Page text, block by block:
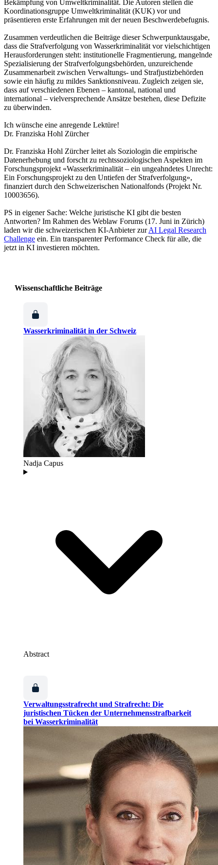
Bekämpfung von Umweltkriminalität. Die Autoren stellen die
Koordinationsgruppe Umweltkriminalität (KUK) vor und
präsentieren erste Erfahrungen mit der neuen Beschwerdebefugnis.
Zusammen verdeutlichen die Beiträge dieser Schwerpunktausgabe,
dass die Strafverfolgung von Wasserkriminalität vor vielschichtigen
Herausforderungen steht: institutionelle Fragmentierung, mangelnde
Spezialisierung der Strafverfolgungsbehörden, unzureichende
Zusammenarbeit zwischen Verwaltungs- und Strafjustizbehörden
sowie ein häufig zu mildes Sanktionsniveau. Zugleich zeigen sie,
dass auf verschiedenen Ebenen – kantonal, national und
international – vielversprechende Ansätze bestehen, diese Defizite
zu überwinden.
Ich wünsche eine anregende Lektüre!
Dr. Franziska Hohl Zürcher
Dr. Franziska Hohl Zürcher leitet als Soziologin die empirische
Datenerhebung und forscht zu rechtssoziologischen Aspekten im
Forschungsprojekt «Wasserkriminalität – ein ungeahndetes Unrecht:
Ein Forschungsprojekt zu den Untiefen der Strafverfolgung»,
finanziert durch den Schweizerischen Nationalfonds (Projekt Nr.
10003656).
PS in eigener Sache: Welche juristische KI gibt die besten
Antworten? Im Rahmen des Weblaw Forums (17. Juni in Zürich)
laden wir die schweizerischen KI-Anbieter zurAI Legal Research
Challenge ein. Ein transparenter Performance Check für alle, die
jetzt in KI investieren möchten.
Wissenschaftliche Beiträge
Wasserkriminalität in der Schweiz
Nadja Capus
Abstract
Verwaltungsstrafrecht und Strafrecht: Die
juristischen Tücken der Unternehmensstrafbarkeit
bei Wasserkriminalität